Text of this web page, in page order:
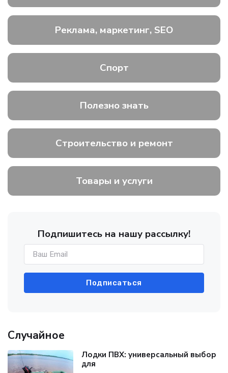
Реклама, маркетинг, SEO
Спорт
Полезно знать
Строительство и ремонт
Товары и услуги
Подпишитесь на нашу рассылку!
Подписаться
Случайное
Лодки ПВХ: универсальный выбор
для